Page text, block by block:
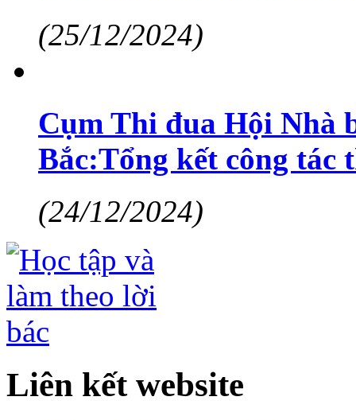
(25/12/2024)
Cụm Thi đua Hội Nhà
Bắc:Tổng kết công tác
(24/12/2024)
Liên kết website